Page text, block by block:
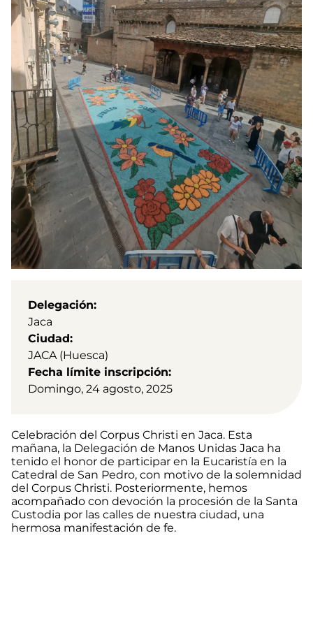
Delegación
Jaca
Ciudad
JACA (Huesca)
Fecha límite inscripción
Domingo, 24 agosto, 2025
Celebración del Corpus Christi en Jaca. Esta
mañana, la Delegación de Manos Unidas Jaca ha
tenido el honor de participar en la Eucaristía en la
Catedral de San Pedro, con motivo de la solemnidad
del Corpus Christi. Posteriormente, hemos
acompañado con devoción la procesión de la Santa
Custodia por las calles de nuestra ciudad, una
hermosa manifestación de fe.